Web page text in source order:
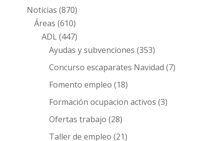
Noticias (870)
Áreas (610)
ADL(447)
Ayudas y subvenciones (353)
Concurso escaparates Navidad (7)
Fomento empleo (18)
Formación ocupacion activos (3)
Ofertas trabajo (28)
Taller de empleo (21)